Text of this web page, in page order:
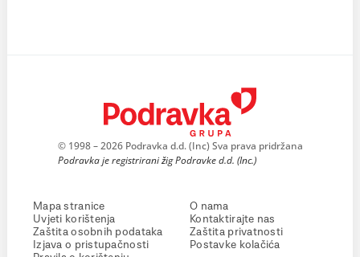
© 1998 – 2026 Podravka d.d. (Inc) Sva prava pridržana
Podravka je registrirani žig Podravke d.d. (Inc.)
Mapa stranice
Uvjeti korištenja
Zaštita osobnih podataka
Izjava o pristupačnosti
O nama
Kontaktirajte nas
Zaštita privatnosti
Postavke kolačića